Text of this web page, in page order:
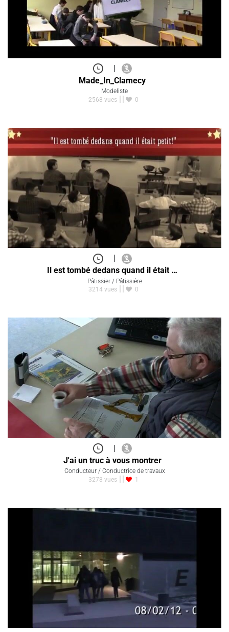
|
Made_In_Clamecy
Modeliste
2568 vues
0
|
Il est tombé dedans quand il était …
Pâtissier / Pâtissière
3214 vues
0
|
J'ai un truc à vous montrer
Conducteur / Conductrice de travaux
3278 vues
1